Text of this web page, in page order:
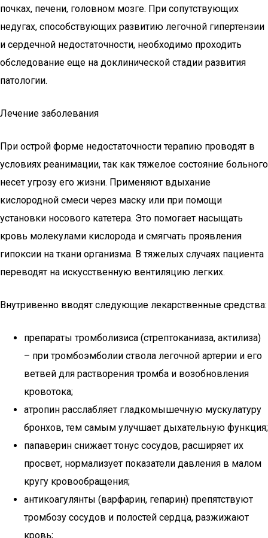
почках, печени, головном мозге. При сопутствующих
недугах, способствующих развитию легочной гипертензии
и сердечной недостаточности, необходимо проходить
обследование еще на доклинической стадии развития
патологии.
Лечение заболевания
При острой форме недостаточности терапию проводят в
условиях реанимации, так как тяжелое состояние больного
несет угрозу его жизни. Применяют вдыхание
кислородной смеси через маску или при помощи
установки носового катетера. Это помогает насыщать
кровь молекулами кислорода и смягчать проявления
гипоксии на ткани организма. В тяжелых случаях пациента
переводят на искусственную вентиляцию легких.
Внутривенно вводят следующие лекарственные средства:
препараты тромболизиса (стрептоканиаза, актилиза)
– при тромбоэмболии ствола легочной артерии и его
ветвей для растворения тромба и возобновления
кровотока;
атропин расслабляет гладкомышечную мускулатуру
бронхов, тем самым улучшает дыхательную функция;
папаверин снижает тонус сосудов, расширяет их
просвет, нормализует показатели давления в малом
кругу кровообращения;
антикоагулянты (варфарин, гепарин) препятствуют
тромбозу сосудов и полостей сердца, разжижают
кровь;